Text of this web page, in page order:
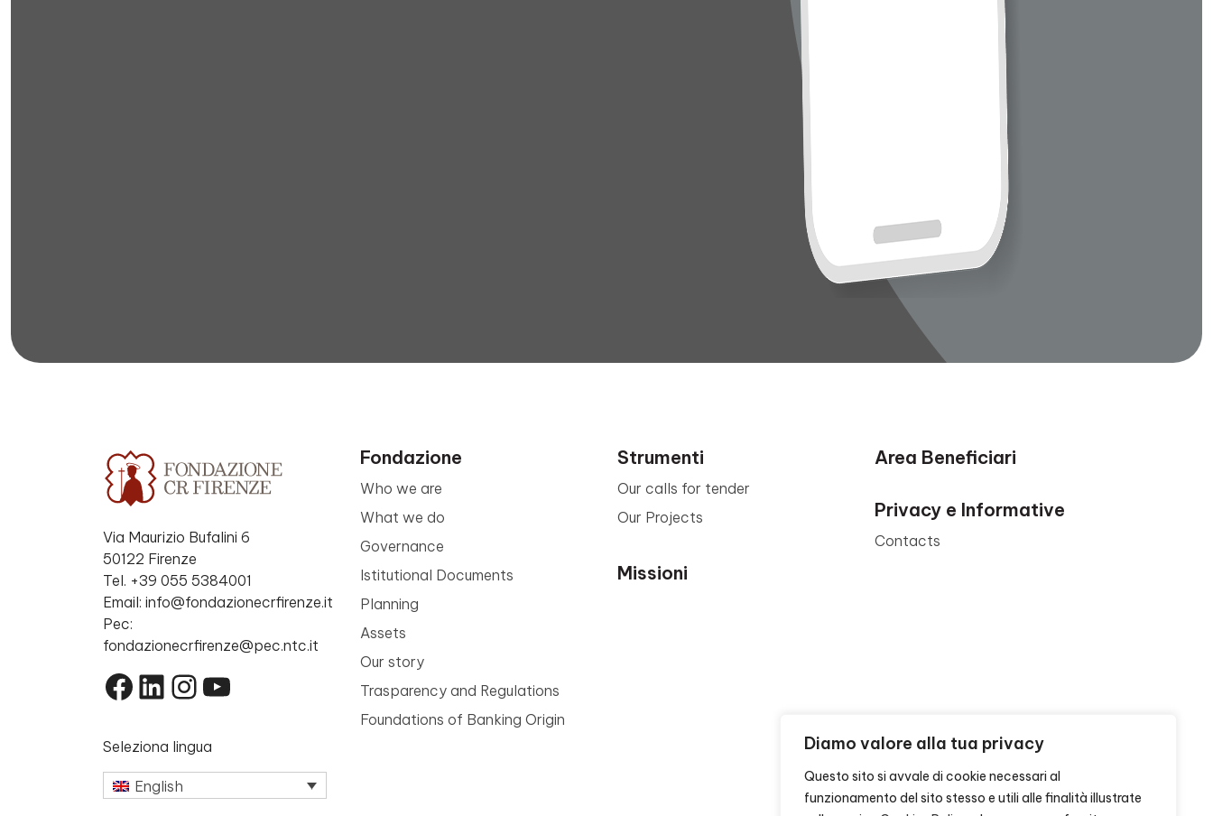
Diamo valore alla tua privacy
Questo sito si avvale di cookie necessari al
funzionamento del sito stesso e utili alle finalità illustrate
Via Maurizio Bufalini 6
50122 Firenze
Tel. +39 055 5384001
Email: info@fondazionecrfirenze.it
Pec:
fondazionecrfirenze@pec.ntc.it
Facebook
LinkedIn
Instagram
YouTube
Seleziona lingua
English
Fondazione
Who we are
What we do
Governance
Istitutional Documents
Planning
Assets
Our story
Trasparency and Regulations
Foundations of Banking Origin
Strumenti
Our calls for tender
Our Projects
Missioni
Area Beneficiari
Privacy e Informative
Contacts